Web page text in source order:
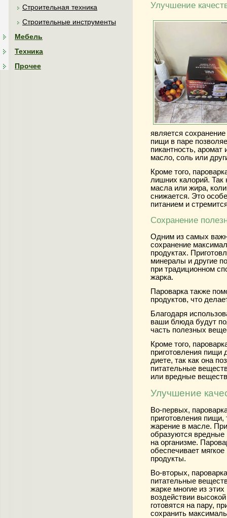
Строительная техника
Строительные инструменты
Мебель
Техника
Прочее
Улучшение
является
пищи в паре
пикантность, аромат
масло, соль или
Кроме того,
лишних калорий. Так
масла или жира,
снижается. Это
питанием и
Сохранение
Одним из самых
сохранение
продуктах.
минералы и другие
при традиционном
жарка.
Пароварка также
продуктов, что
Благодаря
ваши блюда будут
часть полезных
Кроме того,
приготовления пищи
диете, так как она
питательные
или вредные
Улучшение
Во-первых,
приготовления пищи,
жарение в масле.
образуются вредные
на организме.
обеспечивает
продукты.
Во-вторых,
питательные
жарке многие из
воздействии
готовятся на пару,
сохранить